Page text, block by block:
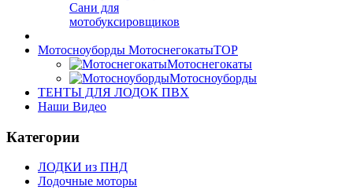
Сани для
мотобуксировщиков
Мотосноуборды МотоснегокатыTOP
Мотоснегокаты
Мотосноуборды
ТЕНТЫ ДЛЯ ЛОДОК ПВХ
Наши Видео
Категории
ЛОДКИ из ПНД
Лодочные моторы